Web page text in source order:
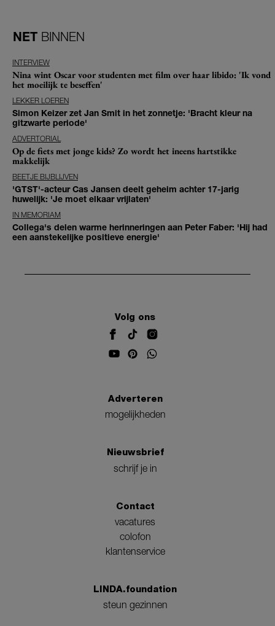
NET BINNEN
INTERVIEW
Nina wint Oscar voor studenten met film over haar libido: 'Ik vond
het moeilijk te beseffen'
LEKKER LOEREN
Simon Keizer zet Jan Smit in het zonnetje: 'Bracht kleur na
gitzwarte periode'
ADVERTORIAL
Op de fiets met jonge kids? Zo wordt het ineens hartstikke
makkelijk
BEETJE BIJBLIJVEN
'GTST'-acteur Cas Jansen deelt geheim achter 17-jarig
huwelijk: 'Je moet elkaar vrijlaten'
IN MEMORIAM
Collega's delen warme herinneringen aan Peter Faber: 'Hij had
een aanstekelijke positieve energie'
Volg ons
Adverteren
mogelijkheden
Nieuwsbrief
schrijf je in
Contact
vacatures
colofon
klantenservice
LINDA.foundation
steun gezinnen